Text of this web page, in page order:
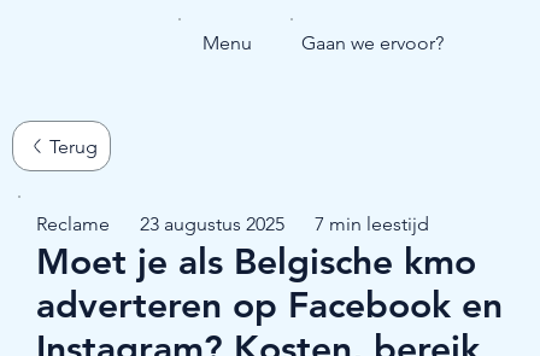
Menu Gaan we ervoor?
Reclame 23 augustus 2025 7 min leestijd
Moet je als Belgische kmo
adverteren op Facebook en